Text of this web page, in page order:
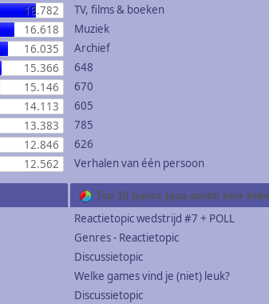
18.782
16.618
16.035
15.366
15.146
14.113
13.383
12.846
12.562
TV, films & boeken
Muziek
Archief
648
670
605
785
626
Verhalen van één persoon
Top 10 topics (qua aantal keer
Reactietopic wedstrijd #7 + POLL
Genres - Reactietopic
Discussietopic
Welke games vind je (niet) leuk?
Discussietopic